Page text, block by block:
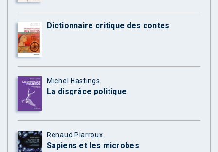
Dictionnaire critique des contes
Michel Hastings
La disgrâce politique
Renaud Piarroux
Sapiens et les microbes